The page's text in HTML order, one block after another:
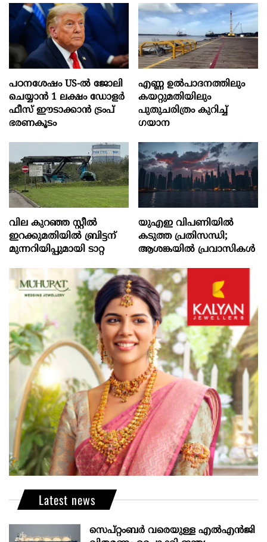
പഠനശേഷം US-ൽ ജോലി
ചെയ്യാൻ 1 ലക്ഷം ഡോളർ
ഫീസ് ഈടാക്കാൻ ട്രംപ്
ഭരണകൂടം
എണ്ണ ഉൽപാദനത്തിലും
കയറ്റുമതിയിലും
പുതുചരിത്രം കുറിച്ച്
ഗയാന
വില കുറഞ്ഞ സ്റ്റീൽ
ഇറക്കുമതിയിൽ ബ്രിട്ടന്
മുന്നറിയിപ്പുമായി ടാറ്റ
യുഎഇ വിപണിയില്‍
കടുത്ത പ്രതിസന്ധി;
ആശങ്കയില്‍ പ്രവാസികള്‍
Latest news
സെപ്റ്റംബർ വരെയുള്ള എൽഎൻജി